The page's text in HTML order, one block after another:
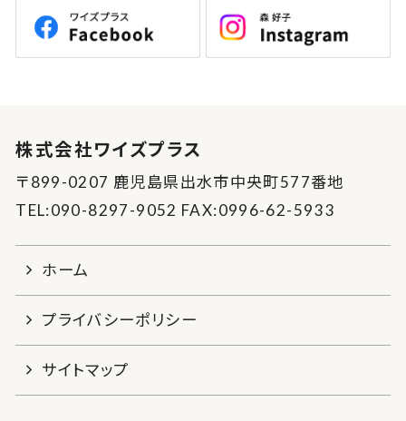
株式会社ワイズプラス
〒899-0207 鹿児島県出水市中央町577番地
TEL:090-8297-9052 FAX:0996-62-5933
ホーム
プライバシーポリシー
サイトマップ